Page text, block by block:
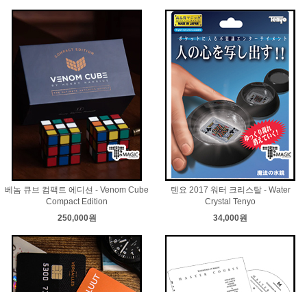
베놈 큐브 컴팩트 에디션 - Venom Cube
Compact Edition
250,000원
텐요 2017 워터 크리스탈 - Water
Crystal Tenyo
34,000원